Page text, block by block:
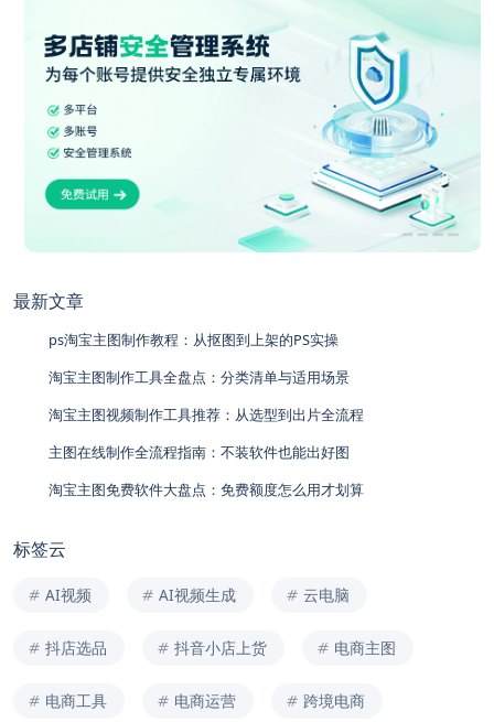
最新文章
ps淘宝主图制作教程：从抠图到上架的PS实操
淘宝主图制作工具全盘点：分类清单与适用场景
淘宝主图视频制作工具推荐：从选型到出片全流程
主图在线制作全流程指南：不装软件也能出好图
淘宝主图免费软件大盘点：免费额度怎么用才划算
标签云
AI视频 AI视频生成 云电脑
抖店选品 抖音小店上货 电商主图
电商工具 电商运营 跨境电商